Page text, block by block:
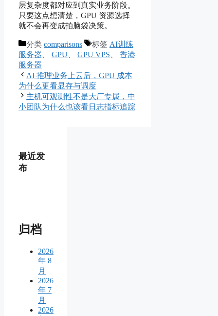
层复杂度都对应到真实业务阶段。
只要这点想清楚，GPU 资源选择
就不会再变成拍脑袋决策。
分类 comparisons 标签 AI训练
服务器
GPU GPU VPS
香港
服务器
AI 推理业务上云后，GPU 成本
为什么更看显存与调度
主机可观测性不是大厂专属，中
小团队为什么也该看日志指标追踪
最近发
布
归档
2026
年 8
月
2026
年 7
月
2026